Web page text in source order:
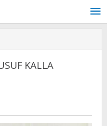
WAPRES
KALLA
KALLA